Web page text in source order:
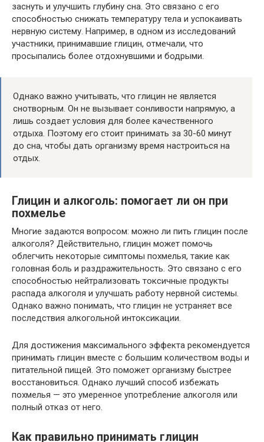
заснуть и улучшить глубину сна. Это связано с его
способностью снижать температуру тела и успокаивать
нервную систему. Например, в одном из исследований
участники, принимавшие глицин, отмечали, что
просыпались более отдохнувшими и бодрыми.
Однако важно учитывать, что глицин не является
снотворным. Он не вызывает сонливости напрямую, а
лишь создает условия для более качественного
отдыха. Поэтому его стоит принимать за 30-60 минут
до сна, чтобы дать организму время настроиться на
отдых.
Глицин и алкоголь: помогает ли он при
похмелье
Многие задаются вопросом: можно ли пить глицин после
алкоголя? Действительно, глицин может помочь
облегчить некоторые симптомы похмелья, такие как
головная боль и раздражительность. Это связано с его
способностью нейтрализовать токсичные продукты
распада алкоголя и улучшать работу нервной системы.
Однако важно понимать, что глицин не устраняет все
последствия алкогольной интоксикации.
Для достижения максимального эффекта рекомендуется
принимать глицин вместе с большим количеством воды и
питательной пищей. Это поможет организму быстрее
восстановиться. Однако лучший способ избежать
похмелья — это умеренное употребление алкоголя или
полный отказ от него.
Как правильно принимать глицин